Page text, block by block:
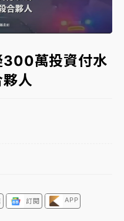
降水 本周天氣展望「多
值！致癌苦茶油下肚 毒
實驗黑幕 運動部不追
宅！檢警3方向追出前
300萬投資付水
人
訂閱 APP